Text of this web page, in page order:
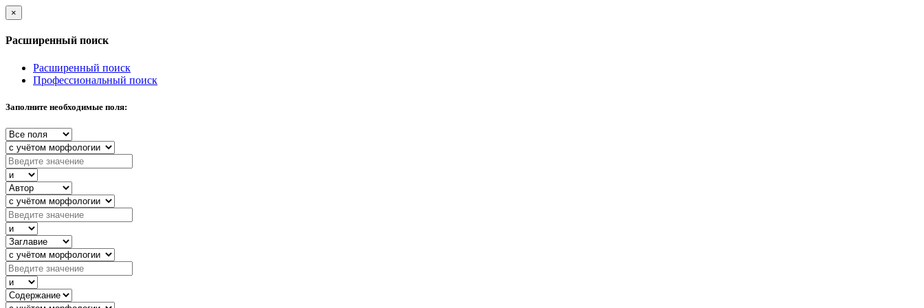
×
Расширенный поиск
Расширенный поиск
Профессиональный поиск
Заполните необходимые поля: